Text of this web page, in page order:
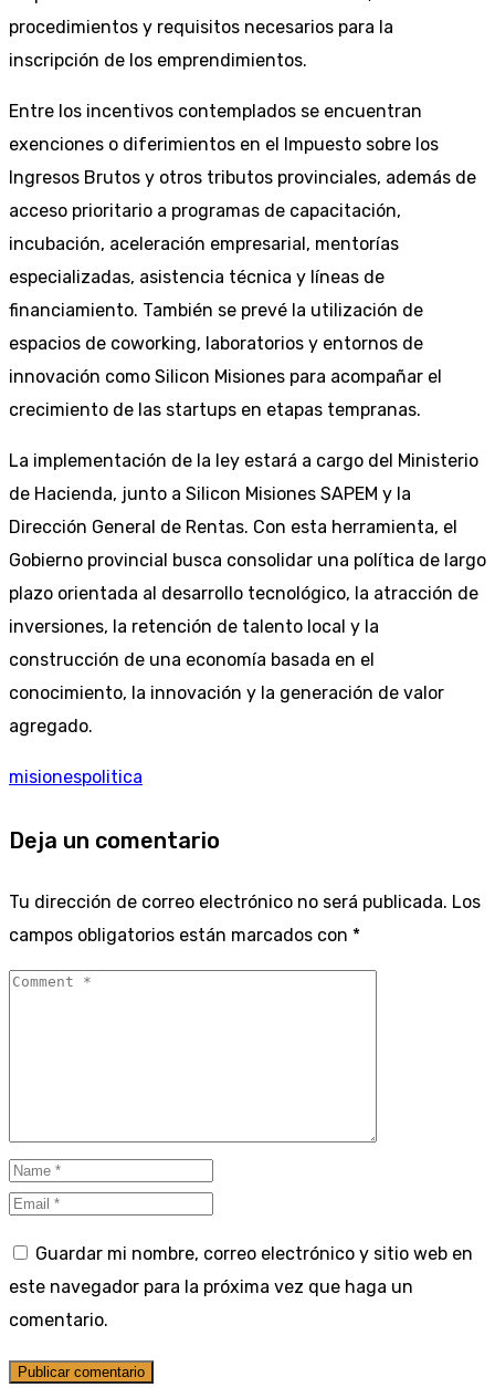
procedimientos y requisitos necesarios para la
inscripción de los emprendimientos.
Entre los incentivos contemplados se encuentran
exenciones o diferimientos en el Impuesto sobre los
Ingresos Brutos y otros tributos provinciales, además de
acceso prioritario a programas de capacitación,
incubación, aceleración empresarial, mentorías
especializadas, asistencia técnica y líneas de
financiamiento. También se prevé la utilización de
espacios de coworking, laboratorios y entornos de
innovación como Silicon Misiones para acompañar el
crecimiento de las startups en etapas tempranas.
La implementación de la ley estará a cargo del Ministerio
de Hacienda, junto a Silicon Misiones SAPEM y la
Dirección General de Rentas. Con esta herramienta, el
Gobierno provincial busca consolidar una política de largo
plazo orientada al desarrollo tecnológico, la atracción de
inversiones, la retención de talento local y la
construcción de una economía basada en el
conocimiento, la innovación y la generación de valor
agregado.
misionespolitica
Deja un comentario
Tu dirección de correo electrónico no será publicada. Los
campos obligatorios están marcados con *
Guardar mi nombre, correo electrónico y sitio web en
este navegador para la próxima vez que haga un
comentario.